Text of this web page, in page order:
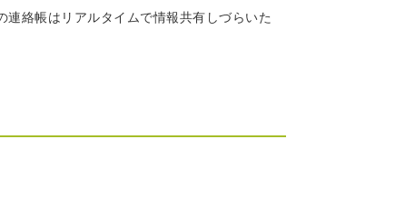
絡帳はリアルタイムで情報共有しづらいた